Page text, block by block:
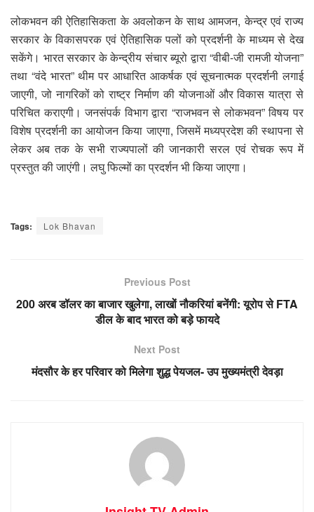
लोकभवन की ऐतिहासिकता के अवलोकन के साथ आमजन, केन्द्र एवं राज्य
सरकार के विकासपरक एवं ऐतिहासिक पलों को प्रदर्शनी के माध्यम से देख
सकेंगे। भारत सरकार के केन्द्रीय संचार ब्यूरो द्वारा “वीबी-जी रामजी योजना”
तथा “वंदे भारत” थीम पर आधारित आकर्षक एवं सूचनात्मक प्रदर्शनी लगाई
जाएगी, जो नागरिकों को राष्ट्र निर्माण की योजनाओं और विकास यात्रा से
परिचित कराएगी। जनसंपर्क विभाग द्वारा “राजभवन से लोकभवन” विषय पर
विशेष प्रदर्शनी का आयोजन किया जाएगा, जिसमें मध्यप्रदेश की स्थापना से
लेकर अब तक के सभी राज्यपालों की जानकारी सरल एवं रोचक रूप में
प्रस्तुत की जाएंगी। लघु फिल्मों का प्रदर्शन भी किया जाएगा।
Tags: Lok Bhavan
Previous Post
200 अरब डॉलर का बाजार खुलेगा, लाखों नौकरियां बनेंगी: यूरोप से FTA
डील के बाद भारत को बड़े फायदे
Next Post
मंदसौर के हर परिवार को मिलेगा शुद्ध पेयजल- उप मुख्यमंत्री देवड़ा